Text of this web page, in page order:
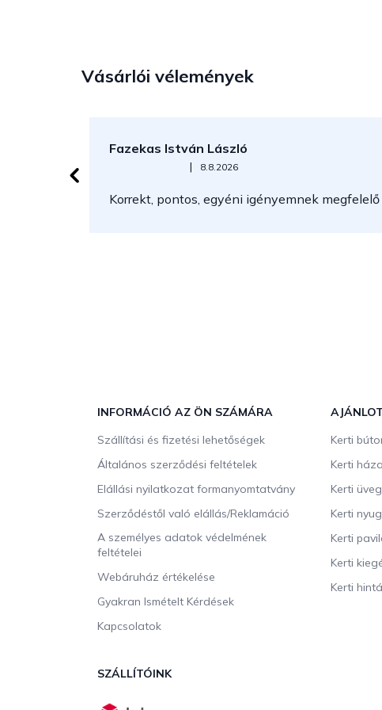
Vásárlói vélemények
Fazekas István László
Az áruház értékelése 5-ből 5 csillag.
| 8.8.2026
Korrekt, pontos, egyéni igényemnek
INFORMÁCIÓ AZ ÖN SZÁMÁRA
Szállítási és fizetési lehetőségek
Általános szerződési feltételek
Elállási nyilatkozat formanyomtatvány
Szerződéstől való elállás/Reklamáció
A személyes adatok védelmének
feltételei
Webáruház értékelése
Gyakran Ismételt Kérdések
Kapcsolatok
Kerti
Kerti
Kerti
Kerti
Kerti
Kerti
Kerti
SZÁLLÍTÓINK